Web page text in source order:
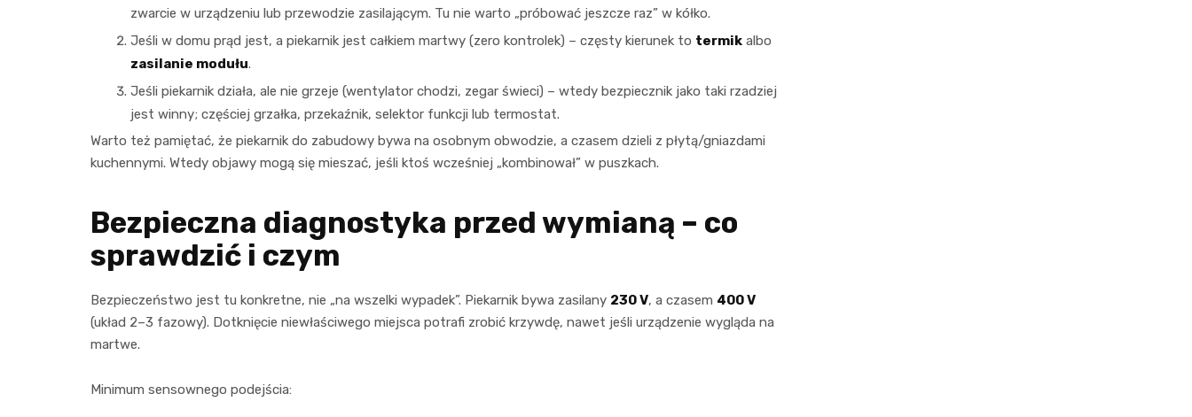
zwarcie w urządzeniu lub przewodzie zasilającym. Tu nie warto „próbować jeszcze raz” w kółko.
Jeśli w domu prąd jest, a piekarnik jest całkiem martwy (zero kontrolek) – częsty kierunek to termik albo
zasilanie modułu.
Jeśli piekarnik działa, ale nie grzeje (wentylator chodzi, zegar świeci) – wtedy bezpiecznik jako taki rzadziej
jest winny; częściej grzałka, przekaźnik, selektor funkcji lub termostat.
Warto też pamiętać, że piekarnik do zabudowy bywa na osobnym obwodzie, a czasem dzieli z płytą/gniazdami
kuchennymi. Wtedy objawy mogą się mieszać, jeśli ktoś wcześniej „kombinował” w puszkach.
Bezpieczna diagnostyka przed wymianą – co
sprawdzić i czym
Bezpieczeństwo jest tu konkretne, nie „na wszelki wypadek”. Piekarnik bywa zasilany 230 V, a czasem 400 V
(układ 2–3 fazowy). Dotknięcie niewłaściwego miejsca potrafi zrobić krzywdę, nawet jeśli urządzenie wygląda na
martwe.
Minimum sensownego podejścia: